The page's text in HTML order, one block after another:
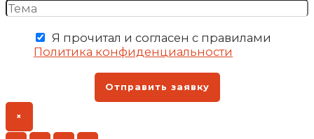
Я прочитал и согласен с правилами
Политика конфиденциальности
Отправить заявку
×